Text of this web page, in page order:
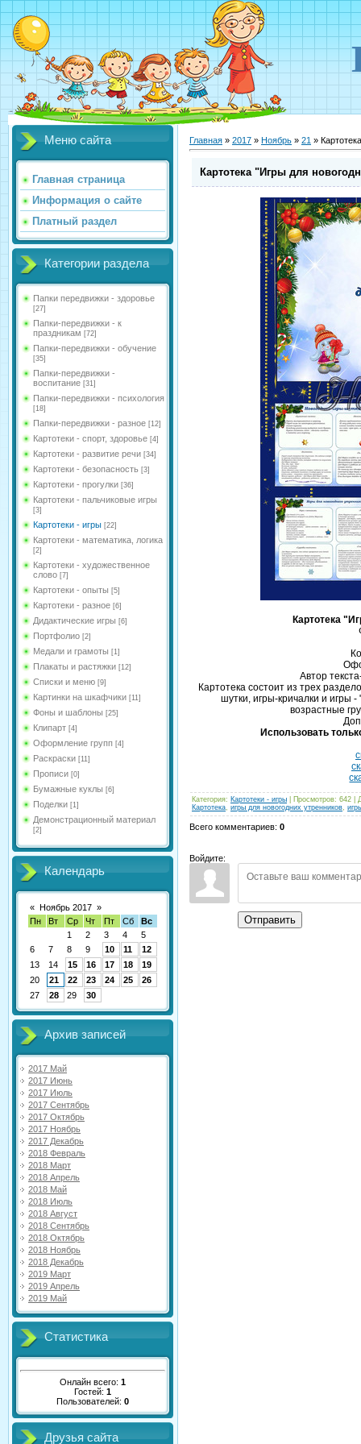
Меню сайта
Главная страница
Информация о сайте
Платный раздел
Категории раздела
Папки передвижки - здоровье
[27]
Папки-передвижки - к
праздникам [72]
Папки-передвижки - обучение
[35]
Папки-передвижки -
воспитание [31]
Папки-передвижки - психология
[18]
Папки-передвижки - разное [12]
Картотеки - спорт, здоровье [4]
Картотеки - развитие речи [34]
Картотеки - безопасность [3]
Картотеки - прогулки [36]
Картотеки - пальчиковые игры
[3]
Картотеки - игры [22]
Картотеки - математика, логика
[2]
Картотеки - художественное
слово [7]
Картотеки - опыты [5]
Картотеки - разное [6]
Дидактические игры [6]
Портфолио [2]
Медали и грамоты [1]
Плакаты и растяжки [12]
Списки и меню [9]
Картинки на шкафчики [11]
Фоны и шаблоны [25]
Клипарт [4]
Оформление групп [4]
Раскраски [11]
Прописи [0]
Бумажные куклы [6]
Поделки [1]
Демонстрационный материал
[2]
Календарь
« Ноябрь 2017 »
Пн
Вт Ср Чт Пт Сб
Вс
1
2 3 4
5
6
7 8 9 10 11
12
13
14 15 16 17 18
19
20
21 22 23 24 25
26
27
28 29 30
Архив записей
2017 Май
2017 Июнь
2017 Июль
2017 Сентябрь
2017 Октябрь
2017 Ноябрь
2017 Декабрь
2018 Февраль
2018 Март
2018 Апрель
2018 Май
2018 Июль
2018 Август
2018 Сентябрь
2018 Октябрь
2018 Ноябрь
2018 Декабрь
2019 Март
2019 Апрель
2019 Май
Статистика
Онлайн всего: 1
Гостей: 1
Пользователей: 0
Друзья сайта
Главная » 2017 » Ноябрь » 21 »
Картотека "Игры для
Картотека
Автор
Картотека состоит из трех
шутки, игры-кричалки и игры
возрастные
Использовать
Категория: Картотеки - игры Просмотров: 642
Картотека, игры для новогодних утренников,
Всего комментариев: 0
Войдите:
Отправить